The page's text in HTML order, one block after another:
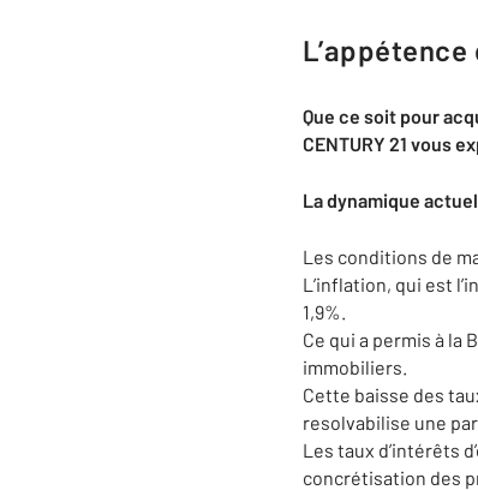
Que ce soit pour
CENTURY 21 vous
La dynamique
Les conditions de
L’inflation, qui est
1,9%.
Ce qui a permis à la
immobiliers.
Cette baisse des
resolvabilise une
Les taux d’intérêts
concrétisation des